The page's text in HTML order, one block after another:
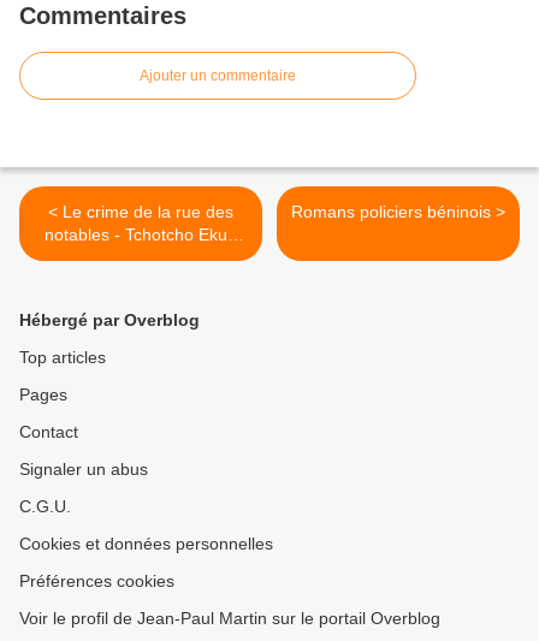
Commentaires
Ajouter un commentaire
< Le crime de la rue des
notables - Tchotcho Ekué
(1989)
Romans policiers béninois >
Hébergé par Overblog
Top articles
Pages
Contact
Signaler un abus
C.G.U.
Cookies et données personnelles
Préférences cookies
Voir le profil de Jean-Paul Martin sur le portail Overblog